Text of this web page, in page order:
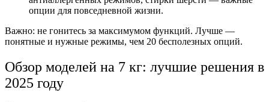
опции для повседневной жизни.
Важно: не гонитесь за максимумом функций. Лучше —
понятные и нужные режимы, чем 20 бесполезных опций.
Обзор моделей на 7 кг: лучшие решения в
2025 году